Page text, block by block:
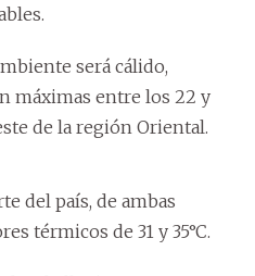
será cálido,
máximas entre los 22 y
de la región Oriental.
del país, de ambas
térmicos de 31 y 35°C.